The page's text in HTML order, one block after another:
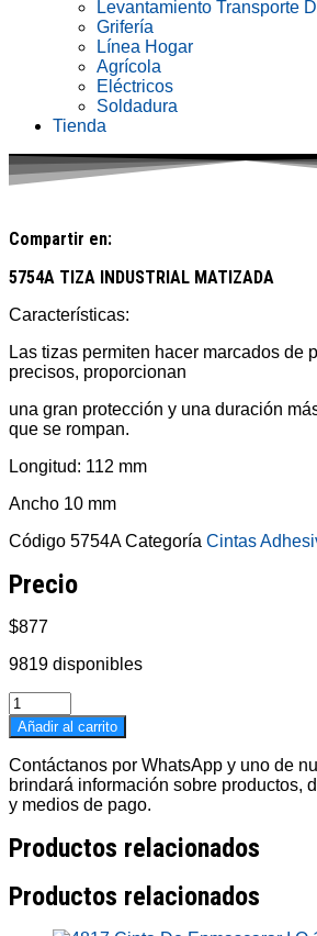
Levantamiento Transporte
Grifería
Línea Hogar
Agrícola
Eléctricos
Soldadura
Tienda
Compartir en:
5754A TIZA INDUSTRIAL MATIZADA
Características:
Las tizas permiten hacer marcados de
precisos, proporcionan
una gran protección y una duración
que se rompan.
Longitud: 112 mm
Ancho 10 mm
Código 5754ACategoría Cintas
Precio
$877
9819 disponibles
5754A
TIZA
INDUSTRIAL
MATIZADA
cantidad
Añadir al carrito
Contáctanos por WhatsApp y uno de
brindará información sobre productos,
y medios de pago.
Productos relacionados
Productos relacionados